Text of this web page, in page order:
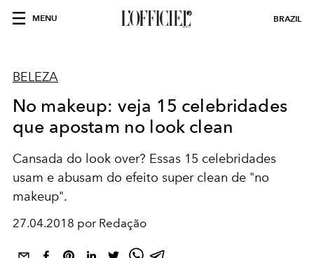
MENU BRAZIL
BELEZA
No makeup: veja 15 celebridades
que apostam no look clean
Cansada do look over? Essas 15 celebridades
usam e abusam do efeito super clean de "no
makeup".
27.04.2018 por Redação